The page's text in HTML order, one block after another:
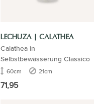
LECHUZA | CALATHEA
Calathea in
Selbstbewässerung Classico
60cm 21cm
71,95